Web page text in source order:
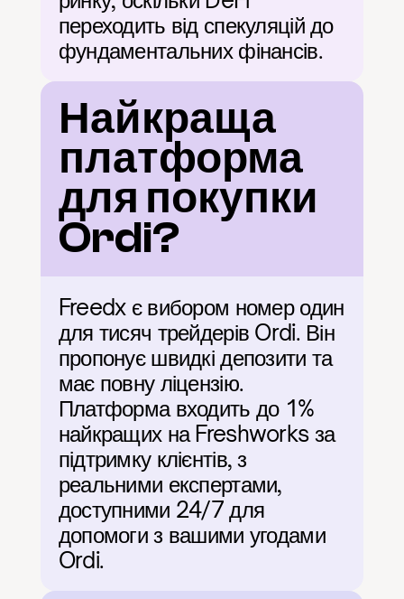
переходить від спекуляцій до
фундаментальних фінансів.
Найкраща
платформа
для покупки
Ordi?
Freedx є вибором номер один
для тисяч трейдерів Ordi. Він
пропонує швидкі депозити та
має повну ліцензію.
Платформа входить до 1%
найкращих на Freshworks за
підтримку клієнтів, з
реальними експертами,
доступними 24/7 для
допомоги з вашими угодами
Ordi.